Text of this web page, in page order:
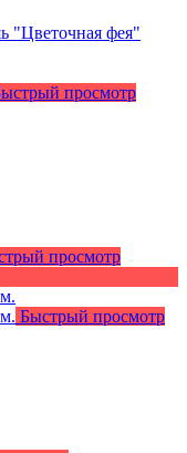
просмотр
просмотр
Быстрый просмотр